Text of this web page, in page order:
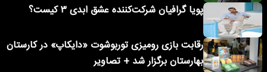
پویا گرافیان شرکت‌کننده عشق ابدی ۳ کیست؟
رقابت بازی رومیزی توربوشوت «دایکاپ» در کارستان
بهارستان برگزار شد + تصاویر